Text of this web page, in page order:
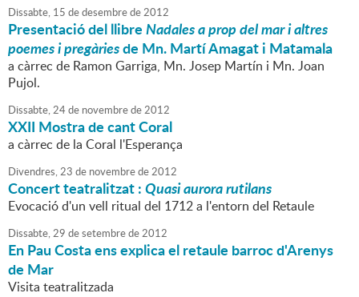
Dissabte, 15 dedesembrede2012
Presentació del llibreNadales a prop del mar i altres
poemes i pregàriesde Mn. Martí Amagat i Matamala
a càrrec de Ramon Garriga, Mn. Josep Martín i Mn. Joan
Pujol.
Dissabte,24de novembrede2012
XXII Mostra de cant Coral
a càrrec de la Coral l'Esperança
Divendres,23 de novembrede2012
Concert teatralitzat :Quasi aurora rutilans
Evocació d'un vell ritual del 1712 a l'entorn del Retaule
Dissabte,29 desetembrede2012
En Pau Costa ens explica el retaule barroc d'Arenys
de Mar
Visita teatralitzada